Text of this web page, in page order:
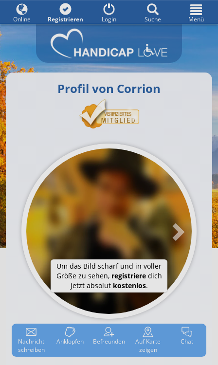
Profil von Corrion
Um das Bild scharf und in voller
Größe zu sehen, registrieredich
jetzt absolut kostenlos.
Nachricht
schreiben
Anklop­fen Befreun­den AufKarte
zeigen
Chat
Online Registrieren Login Suche Menü